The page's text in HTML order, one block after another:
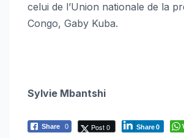
celui de l’Union nationale de la
Congo, Gaby Kuba.
Sylvie Mbantshi
Share 0 Post 0 Share0